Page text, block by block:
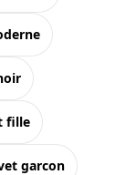
fille
garcon